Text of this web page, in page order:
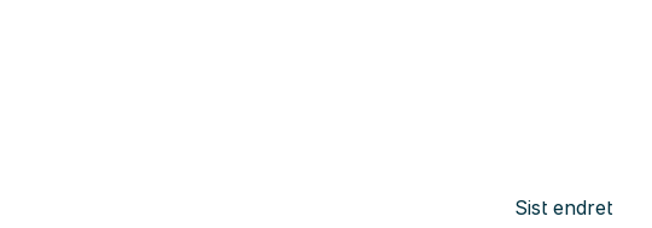
Sist endret